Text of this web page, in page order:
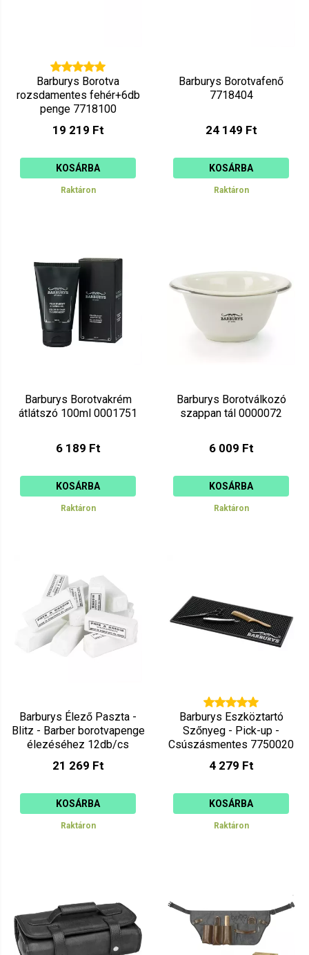
Barburys Borotva
rozsdamentes fehér+6db
penge 7718100
19 219 Ft
KOSÁRBA
Raktáron
Barburys Borotvafenő
7718404
24 149 Ft
KOSÁRBA
Raktáron
Barburys Borotvakrém
átlátszó 100ml 0001751
6 189 Ft
KOSÁRBA
Raktáron
Barburys Borotválkozó
szappan tál 0000072
6 009 Ft
KOSÁRBA
Raktáron
Barburys Élező Paszta -
Blitz - Barber borotvapenge
élezéséhez 12db/cs
7718500
21 269 Ft
KOSÁRBA
Raktáron
Barburys Eszköztartó
Szőnyeg - Pick-up -
Csúszásmentes 7750020
4 279 Ft
KOSÁRBA
Raktáron